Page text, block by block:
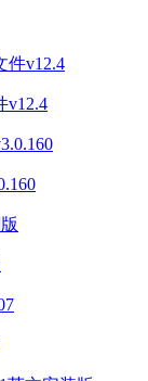
v12.4